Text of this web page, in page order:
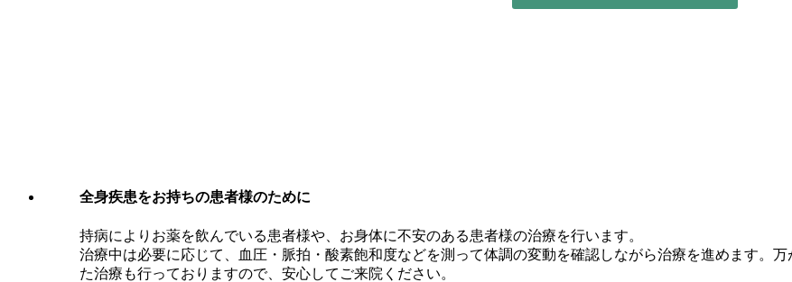
全身疾患をお持ちの患者様のために
持病によりお薬を飲んでいる患者様や、お身体に不安のある患者様の治療を行います。
治療中は必要に応じて、血圧・脈拍・酸素飽和度などを測って体調の変動を確認しながら治療を進めます。
た治療も行っておりますので、安心してご来院ください。